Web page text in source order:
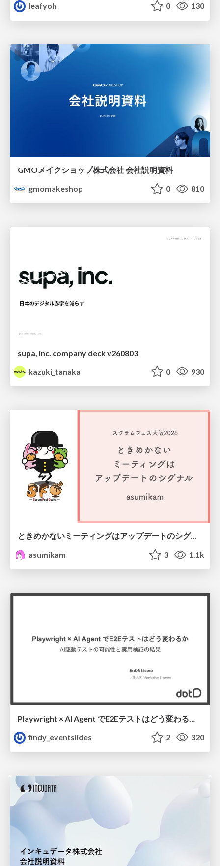
leafyoh 0 130
GMOメイクショップ株式会社 会社説明資料
gmomakeshop
0 810
supa, inc. company deck v260803
kazuki_tanaka
0 930
ときめかないミーティングはアップデートのシグナル #scrumosaka
asumikam
3 1.1k
Playwright × AI Agent でE2Eテストはどう変わるか AI駆動テストの可能性と実用検証の結果 _0721
findy_eventslides
2 320